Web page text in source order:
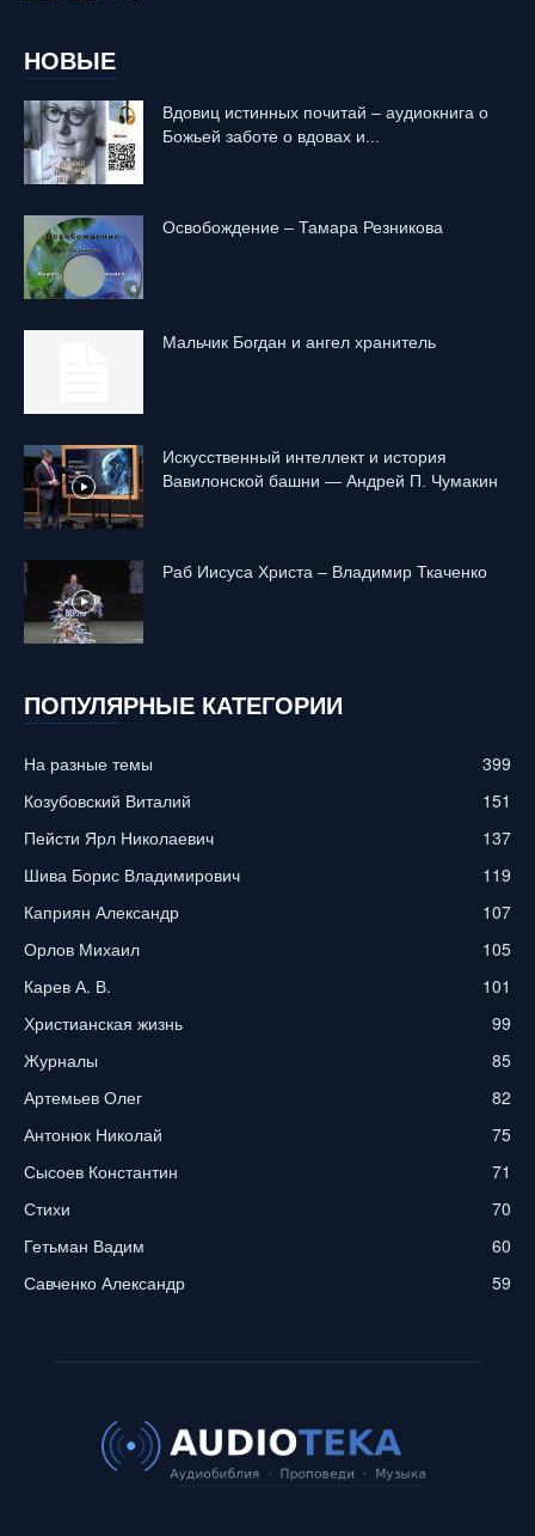
НОВЫЕ
Вдовиц истинных почитай – аудиокнига о
Божьей заботе о вдовах и...
Освобождение – Тамара Резникова
Mальчик Богдан и ангел хранитель
Искусственный интеллект и история
Вавилонской башни — Андрей П. Чумакин
Раб Иисуса Христа – Владимир Ткаченко
ПОПУЛЯРНЫЕ КАТЕГОРИИ
На разные темы
399
Козубовский Виталий
151
Пейсти Ярл Николаевич
137
Шива Борис Владимирович
119
Каприян Александр
107
Орлов Михаил
105
Карев А. В.
101
Христианская жизнь
99
Журналы
85
Артемьев Олег
82
Антонюк Николай
75
Сысоев Константин
71
Стихи
70
Гетьман Вадим
60
Савченко Александр
59